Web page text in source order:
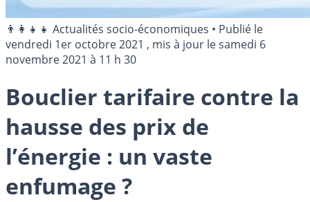
👨‍👩‍👧‍👧 Actualités socio-économiques • Publié le
vendredi 1er octobre 2021 , mis à jour lesamedi 6
novembre 2021 à 11 h 30
Bouclier tarifaire contre la
hausse des prix de
l’énergie : un vaste
enfumage ?